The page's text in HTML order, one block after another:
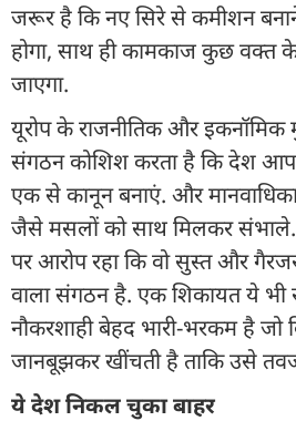
जरूर है कि नए सिरे से कमीशन बनाने
होगा, साथ ही कामकाज कुछ वक्त
जाएगा.
यूरोप के राजनीतिक और इकनॉमिक
संगठन कोशिश करता है कि देश
एक से कानून बनाएं. और
जैसे मसलों को साथ मिलकर
पर आरोप रहा कि वो सुस्त और
वाला संगठन है. एक शिकायत ये भी
नौकरशाही बेहद भारी-भरकम है
जानबूझकर खींचती है ताकि उसे
ये देश निकल चुका बाहर